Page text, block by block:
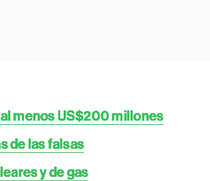
menos US$200 millones
de las falsas
y de gas